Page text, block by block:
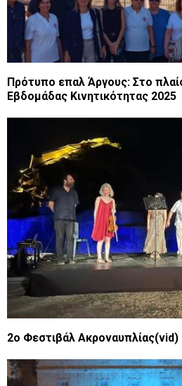
Πρότυπο επαλ Άργους: Στο
Εβδομάδας Κινητικότητας 2025
2ο Φεστιβάλ Ακροναυπλίας(vid)